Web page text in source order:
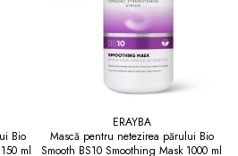
Bio
ml
ERAYBA
Mască pentru netezirea părului Bio
Smooth BS10 Smoothing Mask 1000 ml